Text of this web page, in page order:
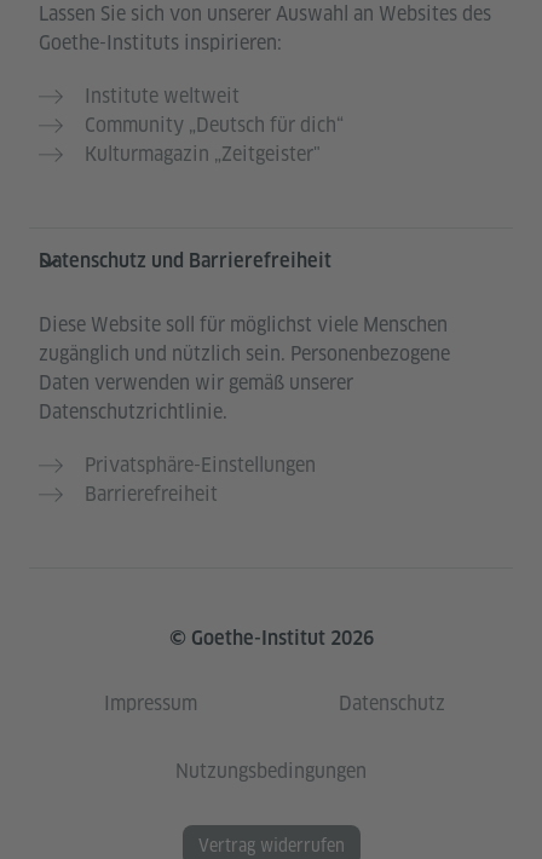
Lassen Sie sich von unserer Auswahl an Websites des
Goethe-Instituts inspirieren:
Institute weltweit
Community „Deutsch für dich“
Kulturmagazin „Zeitgeister"
Datenschutz und Barrierefreiheit
Diese Website soll für möglichst viele Menschen
zugänglich und nützlich sein. Personenbezogene
Daten verwenden wir gemäß unserer
Datenschutzrichtlinie.
Privatsphäre-Einstellungen
Barrierefreiheit
© Goethe-Institut 2026
Impressum Datenschutz
Nutzungsbedingungen
Vertrag widerrufen